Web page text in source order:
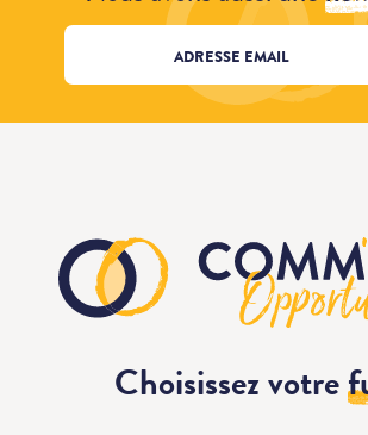
Choisissez votre